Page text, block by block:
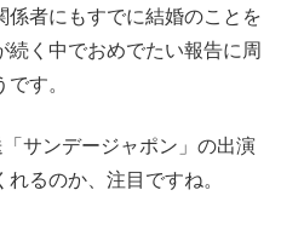
係者にもすでに結婚のことを
く中でおめでたい報告に周
す。
サンデージャポン」の出演
るのか、注目ですね。